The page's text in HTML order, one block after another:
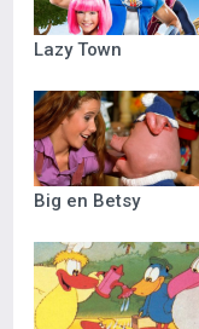
Lazy Town
Big en Betsy